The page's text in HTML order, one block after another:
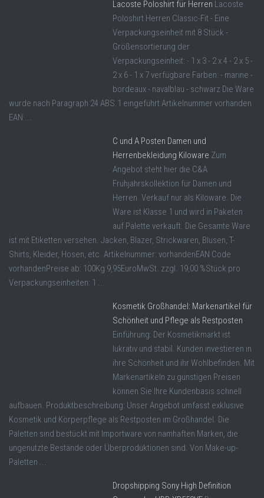
Lacoste Poloshirt für Herren Lacoste
Poloshirt Herren Classic-Fit - Eine
Verpackungseinheit mit 8 Stück -
Größensortierung der
Verpackungseinheit: - 1 x 3 - 2 x 4 - 2 x 5 -
2 x 6 - 1 x 7 verfügbare Farben: - marine -
bordeaux - navalblau - schwarz Die Ware
wurde nach Paragraph 24 ABS.1 eingeführt Artikelnummer vorhanden
EAN ...
C und A Posten Damen und
Herrenbekleidung Kiloware Zum
Angebot steht hier die C&A
Frühjahrskollektion für Damen und
Herren. Verkauf nur als Kiloware. Die
Ware ist Klasse 1 und wird in Paketen
auf Palette verkauft. Die Gesamte Ware
ist mit Etiketten versehen. Jacken, Blazer, Strickwaren, Blusen, T-
Shirts, Kleider, Hosen, etc. Artikelnummer: vorhandenEAN Code
vorhandenPreise ab: 100Kg 9,95EuroMwSt. zzgl. 19,00 %Stück pro
Verpackungseinheiten: 1 ...
Kosmetik Großhandel: Markenartikel für
Schönheit und Pflege als Restposten
Einführung: Der Kosmetikmarkt ist
lukrativ und stabil. Kunden investieren in
ihre Schönheit und ihr Wohlbefinden. Mit
Markenartikeln zu günstigen Preisen
können Sie Ihre Kundenbasis schnell
aufbauen. Produktbeschreibung: Unser Angebot umfasst exklusive
Kosmetik und Körperpflege als Restposten im Großhandel. Die
Paletten sind bestückt mit Importware von namhaften Marken, die
ungenutzte Bestände oder Überproduktionen sind. Von Make-up-
Paletten ...
Dropshipping Sony High Definition